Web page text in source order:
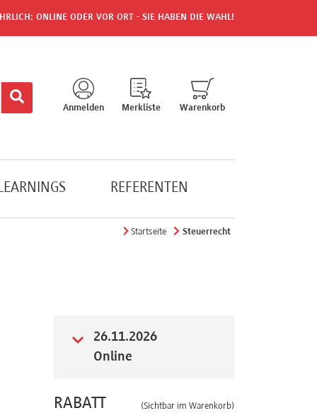
ONLINE ODER VOR ORT - SIE HABEN DIE WAHL!
Anmelden Merkliste Warenkorb
REFERENTEN
Startseite Steuerrecht
26.11.2026
Online
RABATT (Sichtbar im Warenkorb)